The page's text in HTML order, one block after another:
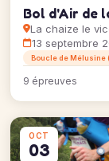
Bol d'Air de
La chaize le
13 septembre
Boucle de Mélusine
9 épreuves
OCT
03